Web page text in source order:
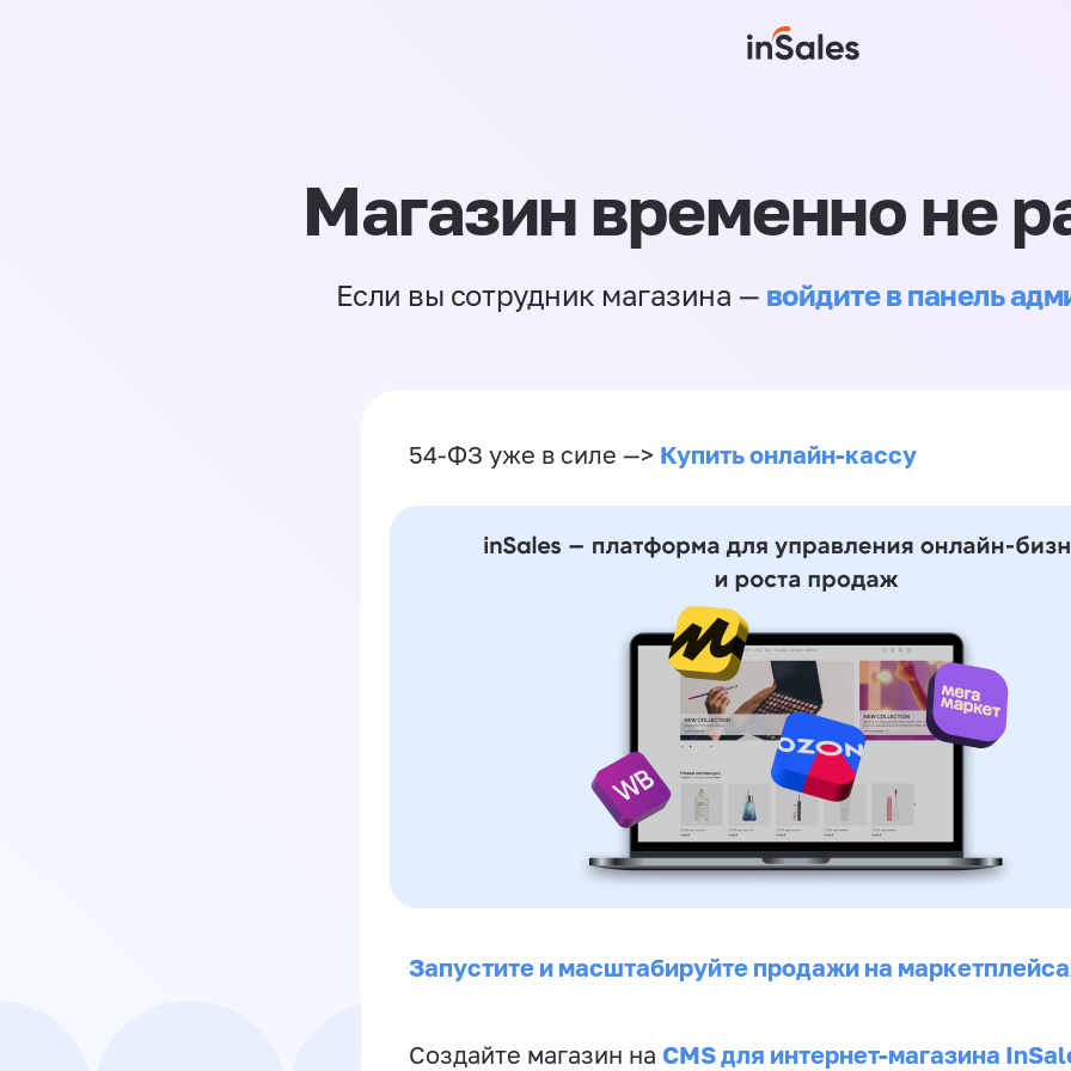
Магазин временно не
Если вы сотрудник магазина — войдите в панель
54-ФЗ уже в силе —> Купить онлайн-кассу
Запустите и масштабируйте продажи на
Создайте магазин на CMS для интернет-магазина